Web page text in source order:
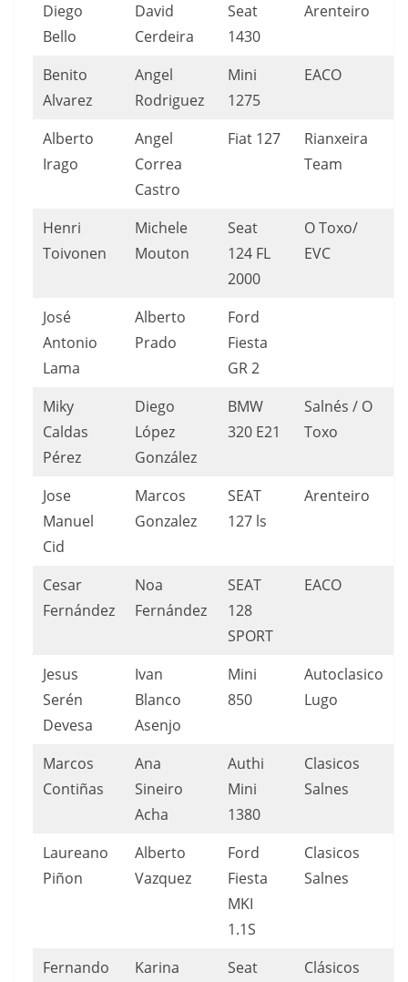
Diego
Bello
David
Cerdeira
Seat
1430
Arenteiro
Benito
Alvarez
Angel
Rodriguez
Mini
1275
EACO
Alberto
Irago
Angel
Correa
Castro
Fiat 127
Rianxeira
Team
Henri
Toivonen
Michele
Mouton
Seat
124 FL
2000
O Toxo/
EVC
José
Antonio
Lama
Alberto
Prado
Ford
Fiesta
GR 2
Miky
Caldas
Pérez
Diego
López
González
BMW
320 E21
Salnés / O
Toxo
Jose
Manuel
Cid
Marcos
Gonzalez
SEAT
127 ls
Arenteiro
Cesar
Fernández
Noa
Fernández
SEAT
128
SPORT
EACO
Jesus
Serén
Devesa
Ivan
Blanco
Asenjo
Mini
850
Autoclasico
Lugo
Marcos
Contiñas
Ana
Sineiro
Acha
Authi
Mini
1380
Clasicos
Salnes
Laureano
Piñon
Alberto
Vazquez
Ford
Fiesta
MKI
1.1S
Clasicos
Salnes
Fernando
Karina
Seat
Clásicos